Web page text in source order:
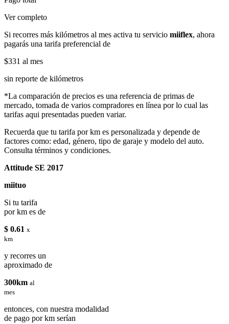
Ver completo
Si recorres más kilómetros al mes activa tu servicio miiflex, ahora
pagarás una tarifa preferencial de
$331 al mes
sin reporte de kilómetros
*La comparación de precios es una referencia de primas de
mercado, tomada de varios compradores en línea por lo cual las
tarifas aqui presentadas pueden variar.
Recuerda que tu tarifa por km es personalizada y depende de
factores como: edad, género, tipo de garaje y modelo del auto.
Consulta términos y condiciones.
Attitude SE 2017
miituo
Si tu tarifa
por km es de
$ 0.61 x
km
y recorres un
aproximado de
300km al
mes
entonces, con nuestra modalidad
de pago por km serían